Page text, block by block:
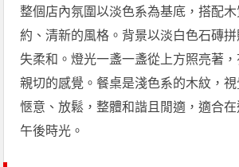
整個店內氛圍以淡色系為基底，搭配
約、清新的風格。背景以淡白色石磚
失柔和。燈光一盞一盞從上方照亮著，
親切的感覺。餐桌是淺色系的木紋，視
愜意、放鬆，整體和諧且閒適，適合
午後時光。